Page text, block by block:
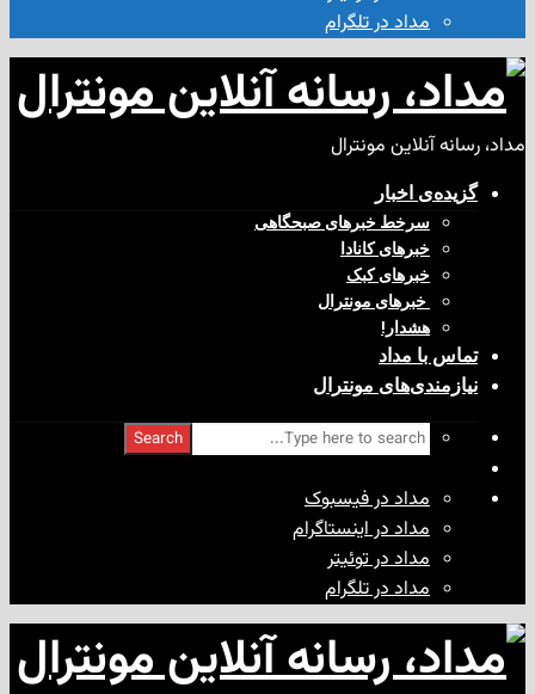
مداد در تلگرام
مونترال
اخبار
سرخط خبرهای صبحگاهی
خبرهای کانادا
خبرهای کبک
‌ خبرهای مونترال
مداد
مونترال
Search
مداد در فیسبوک
مداد در اینستاگرام
مداد در توئیتر
مداد در تلگرام